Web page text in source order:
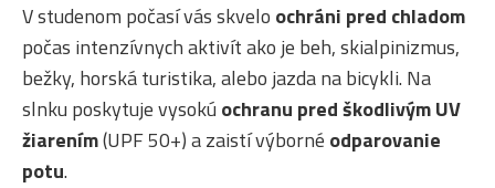
V studenom počasí vás skvelo ochráni pred chladom
počas intenzívnych aktivít ako je beh, skialpinizmus,
bežky, horská turistika, alebo jazda na bicykli. Na
slnku poskytuje vysokú ochranu pred škodlivým UV
žiarením(UPF 50+) a zaistí výborné odparovanie
potu.